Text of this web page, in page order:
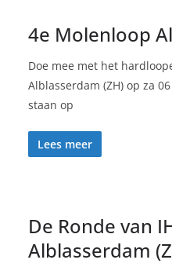
4e Molenloop
Doe mee met het
Alblasserdam (ZH) op za
staan op
Lees meer
De Ronde van
Alblasserdam